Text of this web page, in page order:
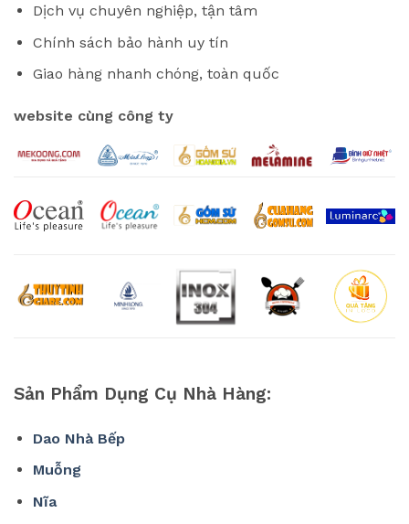
Dịch vụ chuyên nghiệp, tận tâm
Chính sách bảo hành uy tín
Giao hàng nhanh chóng, toàn quốc
website cùng công ty
Sản Phẩm Dụng Cụ Nhà Hàng:
Dao Nhà Bếp
Muỗng
Nĩa